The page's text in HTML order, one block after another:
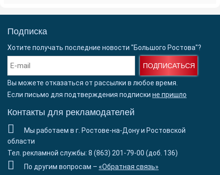
Подписка
Хотите получать последние новости "Большого Ростова"?
ПОДПИСАТЬСЯ
Вы можете отказаться от рассылки в любое время.
Если письмо для подтверждения подписки не пришло
Контакты для рекламодателей
Мы работаем в г. Ростове-на-Дону и Ростовской
области
Тел. рекламной службы: 8 (863) 201-79-00 (доб. 136)
По другим вопросам – «Обратная связь»